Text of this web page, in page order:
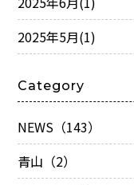
2025年5月(1)
Category
NEWS（143）
青山（2）